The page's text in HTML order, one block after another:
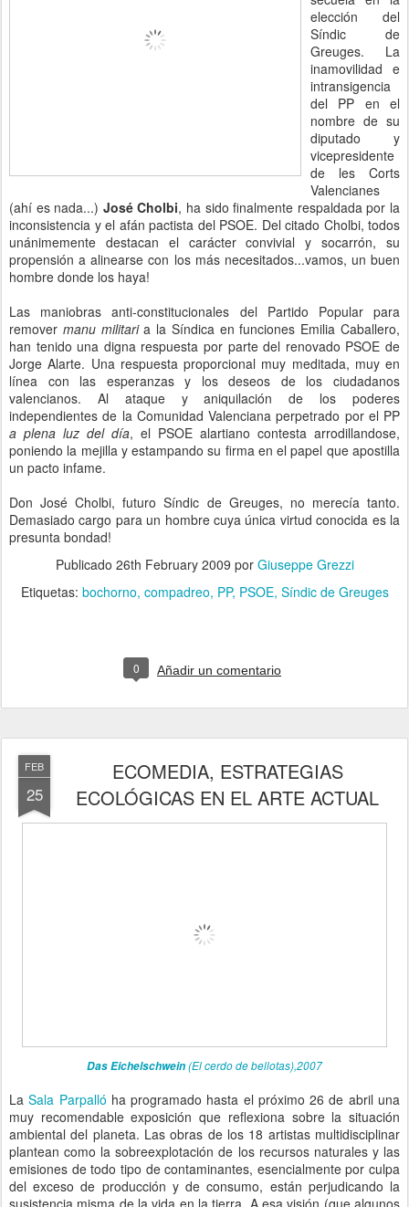
elección del
Síndic de
Greuges. La
inamovilidad e
intransigencia
del PP en el
nombre de su
diputado y
vicepresidente
de les Corts
Valencianes
(ahí es nada...) José Cholbi, ha sido finalmente respaldada por la
inconsistencia y el afán pactista del PSOE. Del citado Cholbi, todos
unánimemente destacan el carácter convivial y socarrón, su
propensión a alinearse con los más necesitados...vamos, un buen
hombre donde los haya!
Las maniobras anti-constitucionales del Partido Popular para
remover manu militaria la Síndica en funciones Emilia Caballero,
han tenido una digna respuesta por parte del renovado PSOE de
Jorge Alarte. Una respuesta proporcional muy meditada, muy en
línea con las esperanzas y los deseos de los ciudadanos
valencianos. Al ataque y aniquilación de los poderes
independientes de la Comunidad Valenciana perpetrado por el PP
a plena luz del día, el PSOE alartiano contesta arrodillandose,
poniendo la mejilla y estampando su firma en el papel que apostilla
un pacto infame.
Don José Cholbi, futuro Síndic de Greuges, no merecía tanto.
Demasiado cargo para un hombre cuya única virtud conocida es la
presunta bondad!
Publicado 26th February 2009 por Giuseppe Grezzi
Etiquetas: bochorno compadreo PP PSOE Síndic de Greuges
0 Añadir un comentario
FEB
25
ECOMEDIA, ESTRATEGIAS
ECOLÓGICAS EN EL ARTE ACTUAL
Das Eichelschwein(El cerdo de bellotas),2007
LaSala Parpalló ha programado hasta el próximo 26 de abril una
muy recomendable exposición que reflexiona sobre la situación
ambiental del planeta. Las obras de los 18 artistas multidisciplinar
plantean como la sobreexplotación de los recursos naturales y las
emisiones de todo tipo de contaminantes, esencialmente por culpa
del exceso de producción y de consumo, están perjudicando la
susistencia misma de la vida en la tierra. A esa visión (que algunos